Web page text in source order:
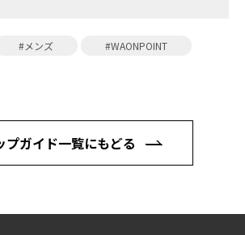
#メンズ #WAONPOINT
プガイド一覧にもどる